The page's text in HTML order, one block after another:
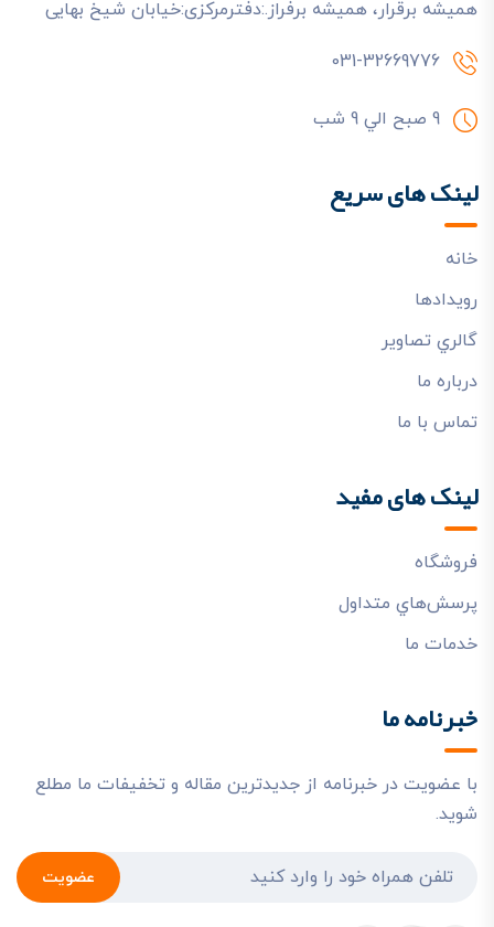
هميشه برقرار، هميشه برفراز.:دفترمرکزی:خیابان شیخ بهایی
031-32669776
9 صبح الي 9 شب
لینک های سریع
خانه
رويدادها
گالري تصاوير
درباره ما
تماس با ما
لینک های مفید
فروشگاه
پرسش‌هاي متداول
خدمات ما
خبرنامه ما
با عضویت در خبرنامه از جدیدترین مقاله و تخفیفات ما مطلع
شوید.
عضویت